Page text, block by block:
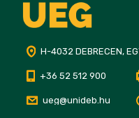
H-4032 DEBRECEN,
+36 52 512 900
ueg@unideb.hu